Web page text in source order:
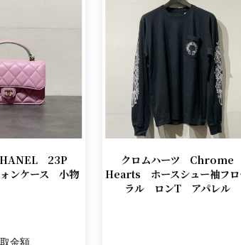
23P
ンケース 小物
金額
クロムハーツ Chrome
Hearts ホースシュー袖フロ
ラル ロンT アパレル